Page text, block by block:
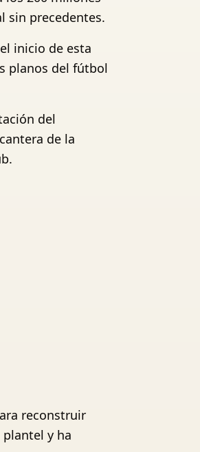
sin precedentes.
inicio de esta
planos del fútbol
del
de la
reconstruir
y ha